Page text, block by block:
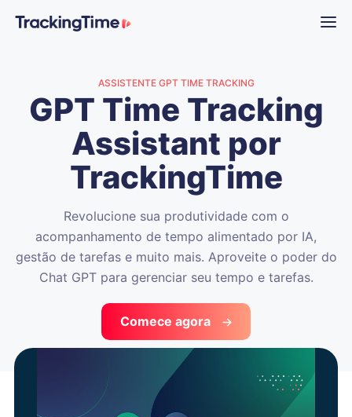
ASSISTENTE GPT TIME TRACKING
GPT Time Tracking
Assistant por
TrackingTime
Revolucione sua produtividade com o
acompanhamento de tempo alimentado por IA,
gestão de tarefas e muito mais. Aproveite o poder do
Chat GPT para gerenciar seu tempo e tarefas.
Comece agora